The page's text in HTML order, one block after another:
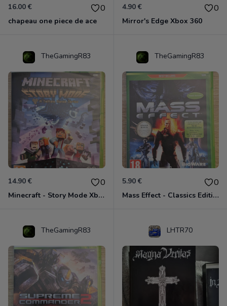
16.00 € 0
chapeau one piece de ace
4.90 € 0
Mirror's Edge Xbox 360
TheGamingR83
14.90 € 0
Minecraft - Story Mode Xbox 360
TheGamingR83
5.90 € 0
Mass Effect - Classics Edition Xbox 360
TheGamingR83 LHTR70